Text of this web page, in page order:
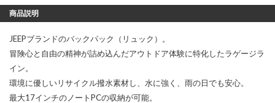
商品説明
JEEPブランドのバックパック（リュック）。
冒険心と自由の精神が詰め込んだアウトドア体験に特化したラゲージラ
イン。
環境に優しいリサイクル撥水素材し、水に強く、雨の日でも安心。
最大17インチのノートPCの収納が可能。